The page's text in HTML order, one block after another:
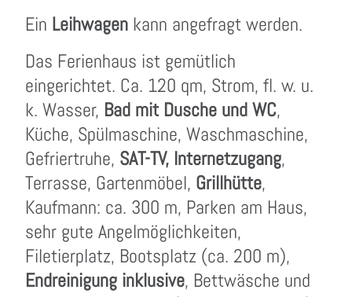
Ein Leihwagen kann angefragt werden.
Das Ferienhaus ist gemütlich
eingerichtet. Ca. 120 qm, Strom, fl. w. u.
k. Wasser, Bad mit Dusche und WC,
Küche, Spülmaschine, Waschmaschine,
Gefriertruhe, SAT-TV, Internetzugang,
Terrasse, Gartenmöbel, Grillhütte,
Kaufmann: ca. 300 m, Parken am Haus,
sehr gute Angelmöglichkeiten,
Filetierplatz, Bootsplatz (ca. 200 m),
Endreinigung inklusive, Bettwäsche und